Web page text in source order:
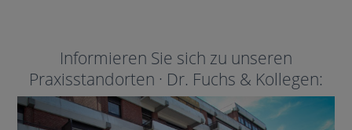
Informieren Sie sich zu unseren
Praxisstandorten · Dr. Fuchs & Kollegen: